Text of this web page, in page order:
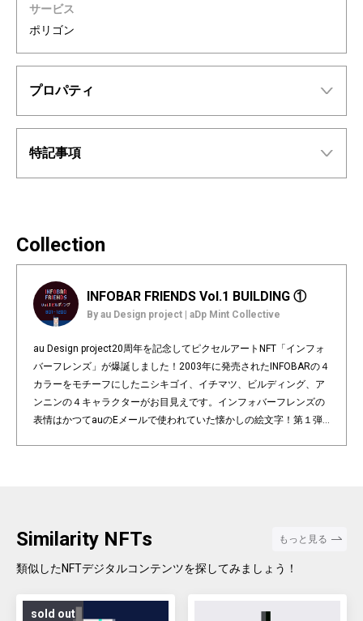
サービス
ポリゴン
プロパティ
特記事項
Collection
INFOBAR FRIENDS Vol.1 BUILDING ①
By au Design project | aDp Mint Collective
au Design project20周年を記念してピクセルアートNFT「インフォ
バーフレンズ」が爆誕しました！2003年に発売されたINFOBARの４
カラーをモチーフにしたニシキゴイ、イチマツ、ビルディング、ア
ンニンの４キャラクターがお目見えです。インフォバーフレンズの
表情はかつてauのEメールで使われていた懐かしの絵文字！第１弾
the INFOBAR FRIENDS' faces are nostalgic pictograms once used
in au e-mail! The first edition is a special edition with the aDp20th l
mbination patterns of "character x expression x background colo
r".
Similarity NFTs もっと見る
類似したNFTデジタルコンテンツを探してみましょう！
sold out